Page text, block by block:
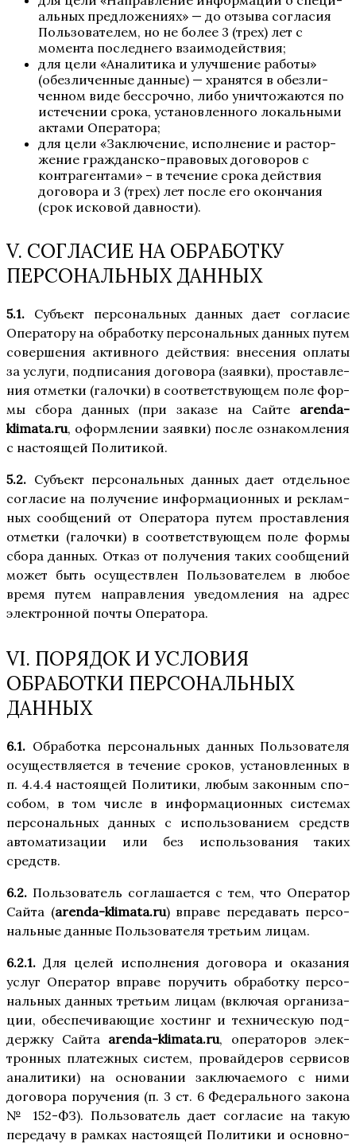
аль­ных пред­ло­же­ни­ях» — до отзы­ва согла­сия
Поль­зо­ва­те­лем, но не более 3 (трех) лет с
момен­та послед­не­го взаимодействия;
для цели «Ана­ли­ти­ка и улуч­ше­ние рабо­ты»
(обез­ли­чен­ные дан­ные) — хра­нят­ся в обез­ли­
чен­ном виде бес­сроч­но, либо уни­что­жа­ют­ся по
исте­че­нии сро­ка, уста­нов­лен­но­го локаль­ны­ми
акта­ми Оператора;
для цели «Заклю­че­ние, испол­не­ние и рас­тор­
же­ние граж­дан­ско-пра­во­вых дого­во­ров с
контр­аген­та­ми» – в тече­ние сро­ка дей­ствия
дого­во­ра и 3 (трех) лет после его окон­ча­ния
(срок иско­вой давности).
V. СОГЛАСИЕ НА ОБРАБОТКУ
ПЕРСОНАЛЬНЫХ ДАННЫХ
5.1. Субъ­ект пер­со­наль­ных дан­ных дает согла­сие
Опе­ра­то­ру на обра­бот­ку пер­со­наль­ных дан­ных путем
совер­ше­ния актив­но­го дей­ствия: вне­се­ния опла­ты
за услу­ги, под­пи­са­ния дого­во­ра (заяв­ки), про­став­ле­
ния отмет­ки (галоч­ки) в соот­вет­ству­ю­щем поле фор­
мы сбо­ра дан­ных (при зака­зе на Сай­те arenda-
klimata.ru, оформ­ле­нии заяв­ки) после озна­ком­ле­ния
с насто­я­щей Политикой.
5.2. Субъ­ект пер­со­наль­ных дан­ных дает отдель­ное
согла­сие на полу­че­ние инфор­ма­ци­он­ных и реклам­
ных сооб­ще­ний от Опе­ра­то­ра путем про­став­ле­ния
отмет­ки (галоч­ки) в соот­вет­ству­ю­щем поле фор­мы
сбо­ра дан­ных. Отказ от полу­че­ния таких сооб­ще­ний
может быть осу­ществ­лен Поль­зо­ва­те­лем в любое
вре­мя путем направ­ле­ния уве­дом­ле­ния на адрес
элек­трон­ной почты Оператора.
VI. ПОРЯДОК И УСЛОВИЯ
ОБРАБОТКИ ПЕРСОНАЛЬНЫХ
ДАННЫХ
6.1. Обра­бот­ка пер­со­наль­ных дан­ных Поль­зо­ва­те­ля
осу­ществ­ля­ет­ся в тече­ние сро­ков, уста­нов­лен­ных в
п. 4.4.4 насто­я­щей Поли­ти­ки, любым закон­ным спо­
со­бом, в том чис­ле в инфор­ма­ци­он­ных систе­мах
пер­со­наль­ных дан­ных с исполь­зо­ва­ни­ем средств
авто­ма­ти­за­ции или без исполь­зо­ва­ния таких
средств.
6.2. Поль­зо­ва­тель согла­ша­ет­ся с тем, что Опе­ра­тор
Сай­та (arenda-klimata.ru) впра­ве пере­да­вать пер­со­
наль­ные дан­ные Поль­зо­ва­те­ля тре­тьим лицам.
6.2.1. Для целей испол­не­ния дого­во­ра и ока­за­ния
услуг Опе­ра­тор впра­ве пору­чить обра­бот­ку пер­со­
наль­ных дан­ных тре­тьим лицам (вклю­чая орга­ни­за­
ции, обес­пе­чи­ва­ю­щие хостинг и тех­ни­че­скую под­
держ­ку Сай­та arenda-klimata.ru, опе­ра­то­ров элек­
трон­ных пла­теж­ных систем, про­вай­де­ров сер­ви­сов
ана­ли­ти­ки) на осно­ва­нии заклю­ча­е­мо­го с ними
дого­во­ра пору­че­ния (п. 3 ст. 6 Феде­раль­но­го зако­на
№ 152-ФЗ). Поль­зо­ва­тель дает согла­сие на такую
пере­да­чу в рам­ках насто­я­щей Поли­ти­ки и основ­но­